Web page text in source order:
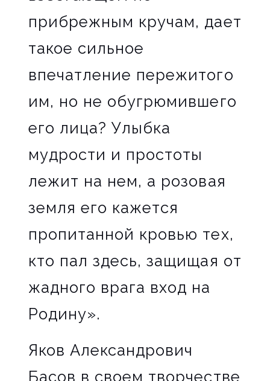
прибрежным кручам, дает
такое сильное
впечатление пережитого
им, но не обугрюмившего
его лица? Улыбка
мудрости и простоты
лежит на нем, а розовая
земля его кажется
пропитанной кровью тех,
кто пал здесь, защищая от
жадного врага вход на
Родину».
Яков Александрович
Басов в своем творчестве